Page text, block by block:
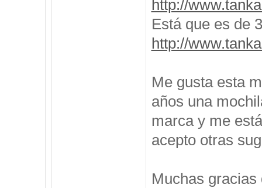
http://
Está que es de
http://
Me gusta esta
años una
marca y me
acepto otras
Muchas